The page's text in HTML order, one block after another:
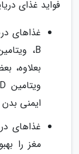
فواید غذای
غذاهای
بعلاوه،
ایمنی
مغز را